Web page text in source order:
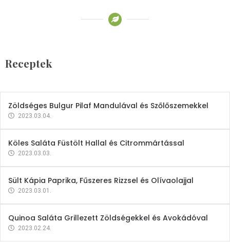
Receptek
2023.03.06.
Zöldséges Bulgur Pilaf Mandulával és Szőlőszemekkel
2023.03.04.
Köles Saláta Füstölt Hallal és Citrommártással
2023.03.03.
Sült Kápia Paprika, Fűszeres Rizzsel és Olívaolajjal
2023.03.01.
Quinoa Saláta Grillezett Zöldségekkel és Avokádóval
2023.02.24.
Gyógynövények